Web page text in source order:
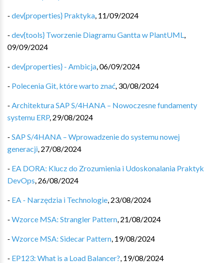
- dev{properties} Praktyka, 11/09/2024
- dev{tools} Tworzenie Diagramu Gantta w PlantUML,
09/09/2024
- dev{properties} - Ambicja,06/09/2024
- Polecenia Git, które warto znać, 30/08/2024
- Architektura SAP S/4HANA – Nowoczesne fundamenty
systemu ERP, 29/08/2024
- SAP S/4HANA – Wprowadzenie do systemu nowej
generacji, 27/08/2024
- EA DORA: Klucz do Zrozumienia i Udoskonalania Praktyk
DevOps, 26/08/2024
- EA - Narzędzia i Technologie, 23/08/2024
- Wzorce MSA: Strangler Pattern, 21/08/2024
- Wzorce MSA: Sidecar Pattern, 19/08/2024
- EP123: What is a Load Balancer?, 19/08/2024